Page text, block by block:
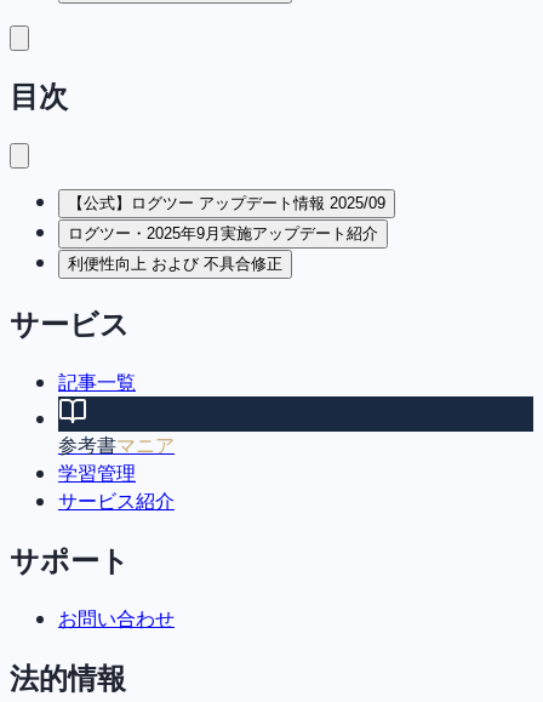
目次
【公式】ログツー アップデート情報 2025/09
ログツー・2025年9月実施アップデート紹介
利便性向上 および 不具合修正
サービス
記事一覧
参考書マニア
学習管理
サービス紹介
サポート
お問い合わせ
法的情報